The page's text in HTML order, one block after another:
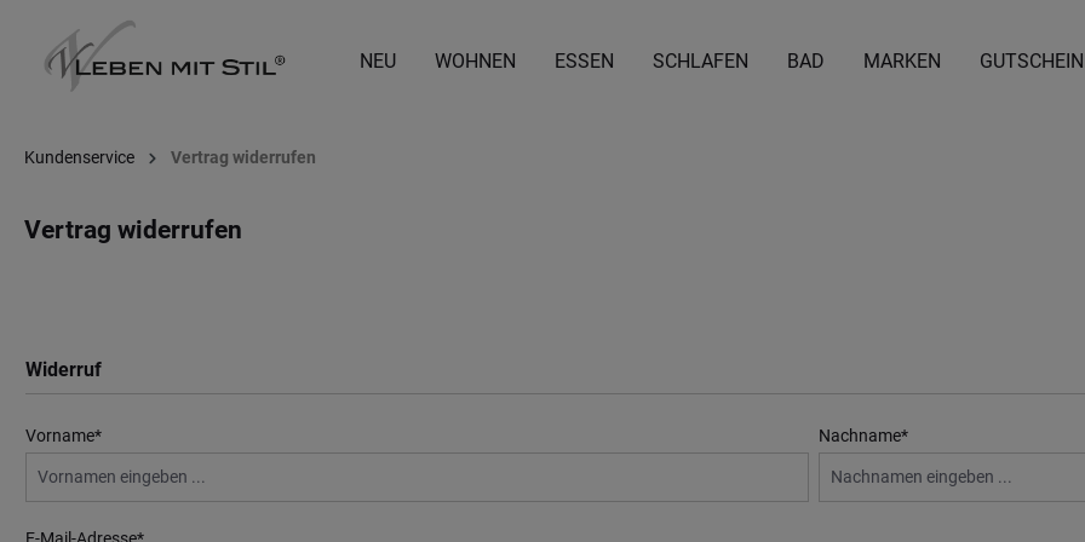
Zur Hauptnavigation springen
NEU WOHNEN ESSEN SCHLAFEN BAD MARKEN
Kundenservice Vertrag widerrufen
Vertrag widerrufen
Widerruf
Vorname* Nachname*